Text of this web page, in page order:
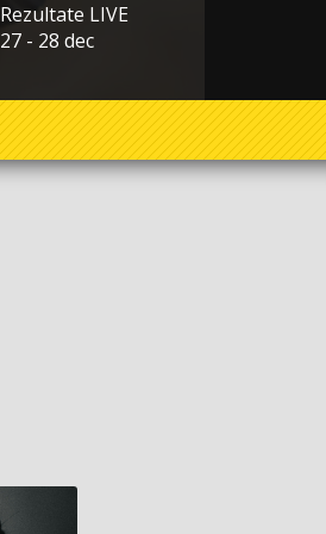
Rezultate LIVE
27 - 28 dec